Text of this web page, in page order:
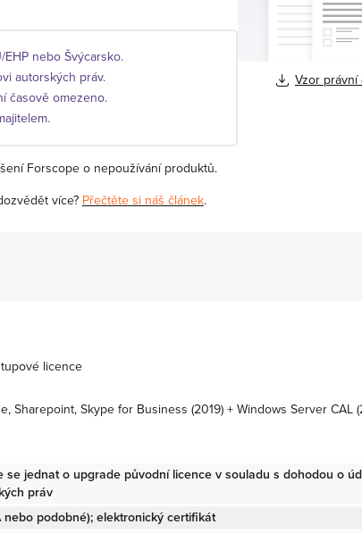
nebo Švýcarsko.
autorských práv.
časově omezeno.
Forscope o nepoužívání produktů.
více? Přečtěte si náš článek.
Vzor právní
licence
Sharepoint, Skype for Business (2019) + Windows Server CAL
se jednat o upgrade původní licence v souladu s dohodou o
práv
nebo podobné); elektronický certifikát